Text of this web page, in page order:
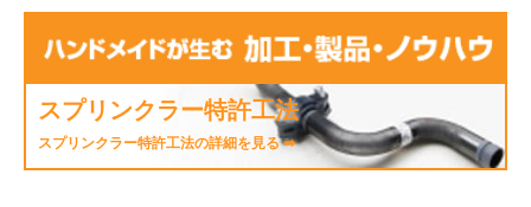
スプリンクラー特許工法
スプリンクラー特許工法の詳細を見る ➡︎